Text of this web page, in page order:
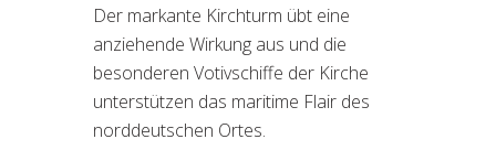
Der markante Kirchturm übt eine
anziehende Wirkung aus und die
besonderen Votivschiffe der Kirche
unterstützen das maritime Flair des
norddeutschen Ortes.